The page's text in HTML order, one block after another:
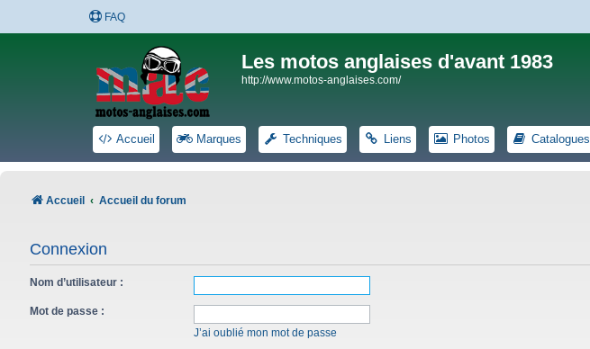
FAQ
Les motos anglaises d'avant 1983
http://www.motos-anglaises.com/
Accueil Marques Techniques Liens Photos Catalogues
Accueil Accueil du forum
Connexion
Nom d’utilisateur :
Mot de passe :
J’ai oublié mon mot de passe